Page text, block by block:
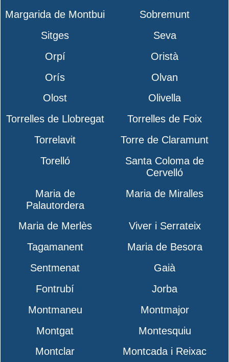
Margarida de Montbui
Sobremunt
Sitges
Seva
Orpí
Oristà
Orís
Olvan
Olost
Olivella
Torrelles de Llobregat
Torrelles de Foix
Torrelavit
Torre de Claramunt
Torelló
Santa Coloma de
Cervelló
Maria de
Palautordera
Maria de Miralles
Maria de Merlès
Viver i Serrateix
Tagamanent
Maria de Besora
Sentmenat
Gaià
Fontrubí
Jorba
Montmaneu
Montmajor
Montgat
Montesquiu
Montclar
Montcada i Reixac